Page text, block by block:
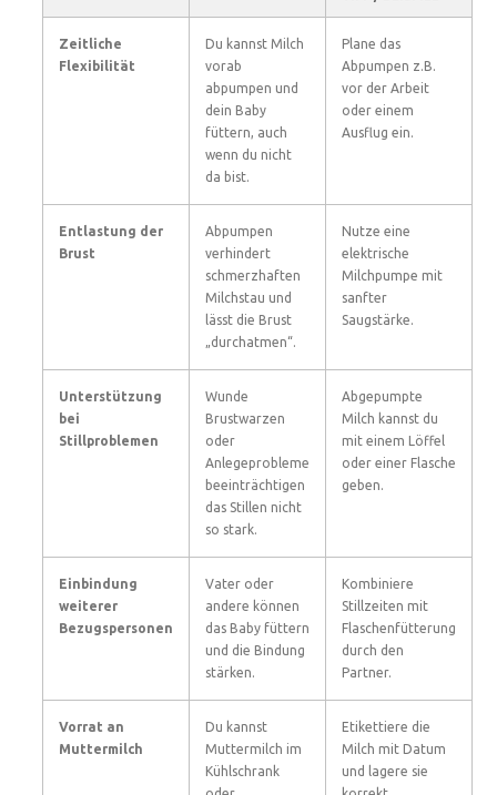
Zeitliche
Flexibilität
Du kannst Milch
vorab
abpumpen und
dein Baby
füttern, auch
wenn du nicht
da bist.
Plane das
Abpumpen z.B.
vor der Arbeit
oder einem
Ausflug ein.
Entlastung der
Brust
Abpumpen
verhindert
schmerzhaften
Milchstau und
lässt die Brust
„durchatmen“.
Nutze eine
elektrische
Milchpumpe mit
sanfter
Saugstärke.
Unterstützung
bei
Stillproblemen
Wunde
Brustwarzen
oder
Anlegeprobleme
beeinträchtigen
das Stillen nicht
so stark.
Abgepumpte
Milch kannst du
mit einem Löffel
oder einer Flasche
geben.
Einbindung
weiterer
Bezugspersonen
Vater oder
andere können
das Baby füttern
und die Bindung
stärken.
Kombiniere
Stillzeiten mit
Flaschenfütterung
durch den
Partner.
Vorrat an
Muttermilch
Du kannst
Muttermilch im
Kühlschrank
Etikettiere die
Milch mit Datum
und lagere sie